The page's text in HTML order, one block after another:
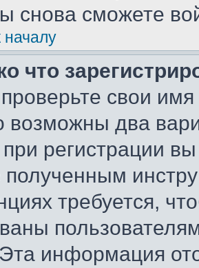
снова сможете
началу
что
свои
возможны два
регистрации
полученным
требуется,
информация